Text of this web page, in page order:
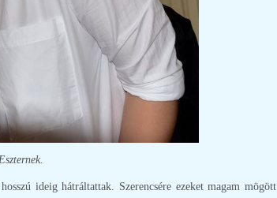
ideig hátráltattak. Szerencsére ezeket magam mögött